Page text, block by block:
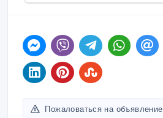
Пожаловаться на объявление